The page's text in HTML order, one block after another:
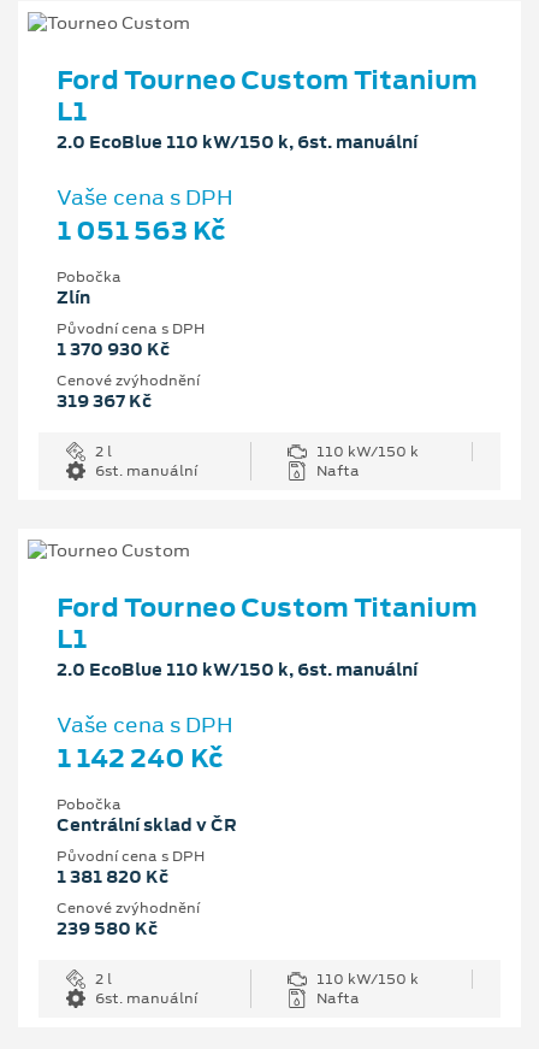
Ford Tourneo Custom Titanium
L1
2.0 EcoBlue 110 kW/150 k, 6st. manuální
Vaše cena s DPH
1 051 563 Kč
Pobočka
Zlín
Původní cena s DPH
1 370 930 Kč
Cenové zvýhodnění
319 367 Kč
2 l
110 kW/150 k
6st. manuální
Nafta
Ford Tourneo Custom Titanium
L1
2.0 EcoBlue 110 kW/150 k, 6st. manuální
Vaše cena s DPH
1 142 240 Kč
Pobočka
Centrální sklad v ČR
Původní cena s DPH
1 381 820 Kč
Cenové zvýhodnění
239 580 Kč
2 l
110 kW/150 k
6st. manuální
Nafta